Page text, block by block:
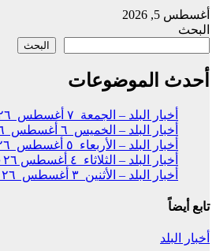
أغسطس 5, 2026
البحث
البحث
أحدث الموضوعات
أخبار البلد – الجمعة ٧ أغسطس ٢٠٢٦م
أخبار البلد – الخميس ٦ أغسطس ٢٠٢٦م
أخبار البلد – الأربعاء ٥ أغسطس ٢٠٢٦م
أخبار البلد – الثلاثاء ٤ أغسطس ٢٠٢٦م
أخبار البلد – الأثنين ٣ أغسطس ٢٠٢٦م
تابع أيضاً
أخبار البلد